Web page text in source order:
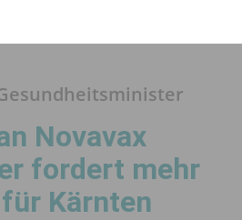
Novavax
fordert mehr
Kärnten